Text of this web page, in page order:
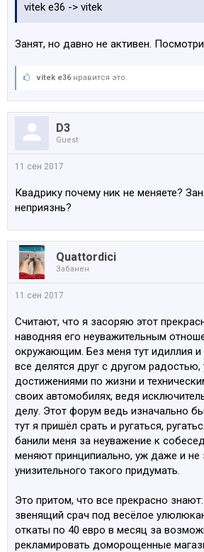
vitek e36 -> vitek
Занят, но давно не активен.
vitek e36нравится это.
D3
Guest
11 сен 2017
Квадрику почему ник не меняете?
неприязнь?
Quattordici
Забанен
11 сен 2017
Считают, что я засоряю этот
наводняя его неуважительным
окружающим. Без меня тут идиллия и
все делятся друг с другом
достижениями по жизни и
своих автомобилях, ведя
делу. Этот форум ведь изначально
тут я пришёл срать и ругаться,
банили меня за неуважение к
меняют принципиально, уж даже и
унизительного такого придумать.
Это притом, что все прекрасно
звенящий срач под весёлое
откаты по 40 евро в месяц за
рекламировать доморощенные